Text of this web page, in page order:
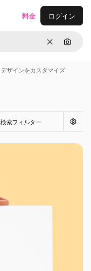
消去 画像で
料金 ログイン
デザインをカスタマイズ
検索フィルター